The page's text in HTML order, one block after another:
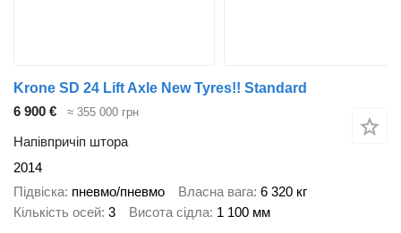
Krone SD 24 Lift Axle New Tyres!! Standard
6 900 €
≈ 355 000 грн
Напівпричіп штора
2014
Підвіска пневмо/пневмо Власна вага 6 320 кг
Кількість осей 3 Висота сідла 1 100 мм